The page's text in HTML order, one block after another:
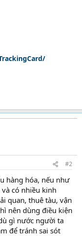
#2
hàng hóa, nếu như
có nhiều kinh
quan, thuê tàu, vận
nên dùng điều kiện
gì nước người ta
để tránh sai sót